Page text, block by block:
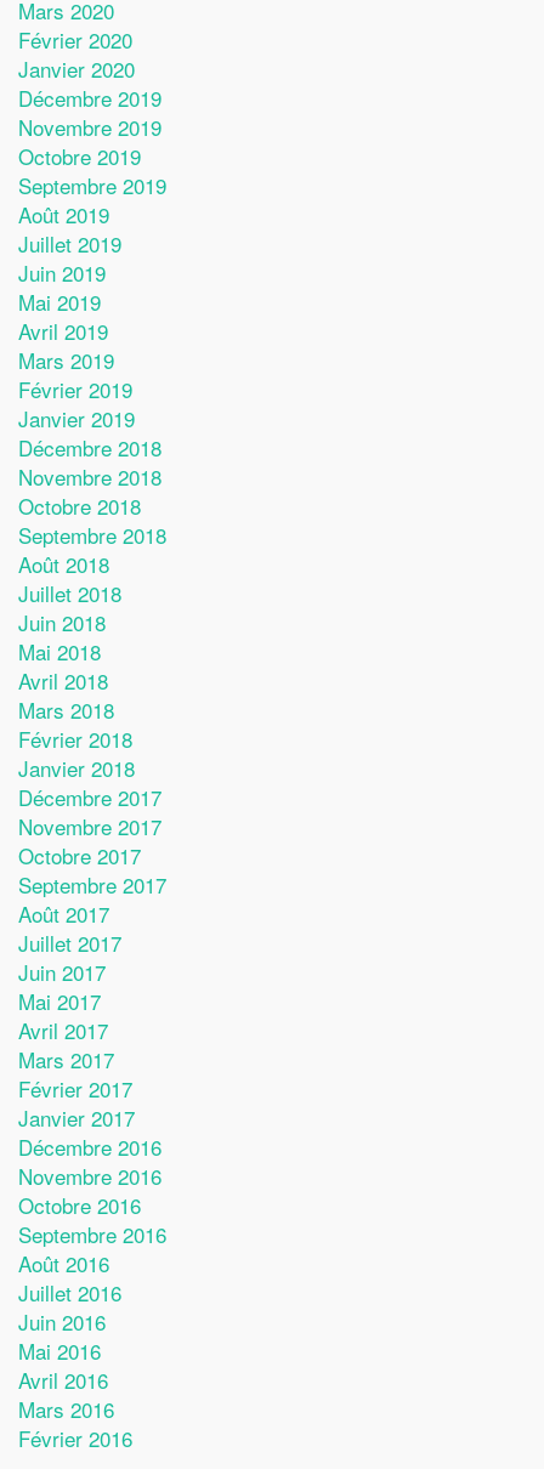
Mars 2020
Février 2020
Janvier 2020
Décembre 2019
Novembre 2019
Octobre 2019
Septembre 2019
Août 2019
Juillet 2019
Juin 2019
Mai 2019
Avril 2019
Mars 2019
Février 2019
Janvier 2019
Décembre 2018
Novembre 2018
Octobre 2018
Septembre 2018
Août 2018
Juillet 2018
Juin 2018
Mai 2018
Avril 2018
Mars 2018
Février 2018
Janvier 2018
Décembre 2017
Novembre 2017
Octobre 2017
Septembre 2017
Août 2017
Juillet 2017
Juin 2017
Mai 2017
Avril 2017
Mars 2017
Février 2017
Janvier 2017
Décembre 2016
Novembre 2016
Octobre 2016
Septembre 2016
Août 2016
Juillet 2016
Juin 2016
Mai 2016
Avril 2016
Mars 2016
Février 2016